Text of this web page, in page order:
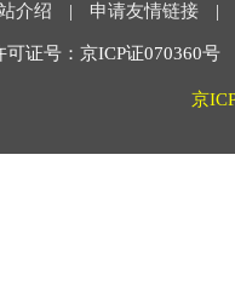
介绍 | 申请友情链接 |
可证号：京ICP证070360
京